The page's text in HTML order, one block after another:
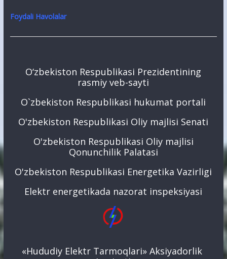
Foydali Havolalar
O‘zbekiston Respublikasi Prezidentining
rasmiy veb-sayti
O`zbekiston Respublikasi hukumat portali
O'zbekiston Respublikasi Oliy majlisi Senati
O'zbekiston Respublikasi Oliy majlisi
Qonunchilik Palatasi
O'zbekiston Respublikasi Energetika Vazirligi
Elektr energetikada nazorat inspeksiyasi
«Hududiy Elektr Tarmoqlari» Aksiyadorlik